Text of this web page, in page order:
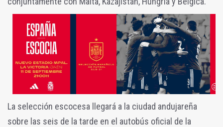
La selección escocesa llegará a la ciudad andujareña
sobre las seis de la tarde en el autobús oficial de la